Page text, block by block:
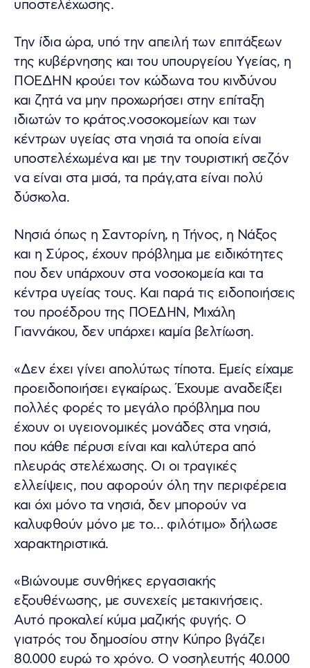
υποστελέχωσης.
Την ίδια ώρα, υπό την απειλή των επιτάξεων
της κυβέρνησης και του υπουργείου Υγείας, η
ΠΟΕΔΗΝ κρούει τον κώδωνα του κινδύνου
και ζητά να μην προχωρήσει στην επίταξη
ιδιωτών το κράτος.νοσοκομείων και των
κέντρων υγείας στα νησιά τα οποία είναι
υποστελέχωμένα και με την τουριστική σεζόν
να είναι στα μισά, τα πράγ,ατα είναι πολύ
δύσκολα.
Νησιά όπως η Σαντορίνη, η Τήνος, η Νάξος
και η Σύρος, έχουν πρόβλημα με ειδικότητες
που δεν υπάρχουν στα νοσοκομεία και τα
κέντρα υγείας τους. Και παρά τις ειδοποιήσεις
του προέδρου της ΠΟΕΔΗΝ, Μιχάλη
Γιαννάκου, δεν υπάρχει καμία βελτίωση.
«Δεν έχει γίνει απολύτως τίποτα. Εμείς είχαμε
προειδοποιήσει εγκαίρως. Έχουμε αναδείξει
πολλές φορές το μεγάλο πρόβλημα που
έχουν οι υγειονομικές μονάδες στα νησιά,
που κάθε πέρυσι είναι και καλύτερα από
πλευράς στελέχωσης. Οι οι τραγικές
ελλείψεις, που αφορούν όλη την περιφέρεια
και όχι μόνο τα νησιά, δεν μπορούν να
καλυφθούν μόνο με το… φιλότιμο» δήλωσε
χαρακτηριστικά.
«Βιώνουμε συνθήκες εργασιακής
εξουθένωσης, με συνεχείς μετακινήσεις.
Αυτό προκαλεί κύμα μαζικής φυγής. Ο
γιατρός του δημοσίου στην Κύπρο βγάζει
80.000 ευρώ το χρόνο. Ο νοσηλευτής 40.000